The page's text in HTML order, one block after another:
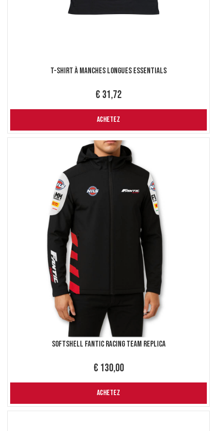
T-Shirt à Manches Longues Essentials
€ 31,72
ACHETEZ
Softshell Fantic Racing Team replica
€ 130,00
ACHETEZ